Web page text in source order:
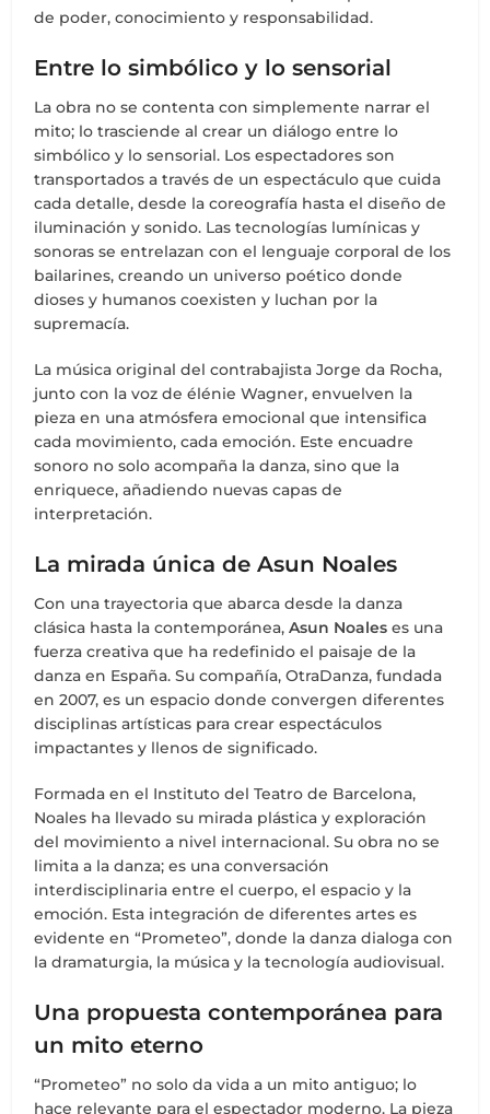
de poder, conocimiento y responsabilidad.
Entre lo simbólico y lo sensorial
La obra no se contenta con simplemente narrar el
mito; lo trasciende al crear un diálogo entre lo
simbólico y lo sensorial. Los espectadores son
transportados a través de un espectáculo que cuida
cada detalle, desde la coreografía hasta el diseño de
iluminación y sonido. Las tecnologías lumínicas y
sonoras se entrelazan con el lenguaje corporal de los
bailarines, creando un universo poético donde
dioses y humanos coexisten y luchan por la
supremacía.
La música original del contrabajista Jorge da Rocha,
junto con la voz de élénie Wagner, envuelven la
pieza en una atmósfera emocional que intensifica
cada movimiento, cada emoción. Este encuadre
sonoro no solo acompaña la danza, sino que la
enriquece, añadiendo nuevas capas de
interpretación.
La mirada única de Asun Noales
Con una trayectoria que abarca desde la danza
clásica hasta la contemporánea,Asun Noales es una
fuerza creativa que ha redefinido el paisaje de la
danza en España. Su compañía, OtraDanza, fundada
en 2007, es un espacio donde convergen diferentes
disciplinas artísticas para crear espectáculos
impactantes y llenos de significado.
Formada en el Instituto del Teatro de Barcelona,
Noales ha llevado su mirada plástica y exploración
del movimiento a nivel internacional. Su obra no se
limita a la danza; es una conversación
interdisciplinaria entre el cuerpo, el espacio y la
emoción. Esta integración de diferentes artes es
evidente en “Prometeo”, donde la danza dialoga con
la dramaturgia, la música y la tecnología audiovisual.
Una propuesta contemporánea para
un mito eterno
“Prometeo” no solo da vida a un mito antiguo; lo
hace relevante para el espectador moderno. La pieza